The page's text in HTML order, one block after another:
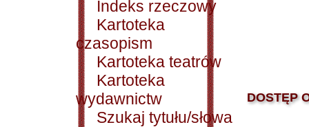
Indeks rzeczowy
Kartoteka
czasopism
Kartoteka teatrów
Kartoteka
wydawnictw
Szukaj tytułu/słowa
DOSTĘP